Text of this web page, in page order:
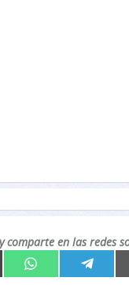
comparte en las redes
Compartir
en
WhatsApp Compartir
en